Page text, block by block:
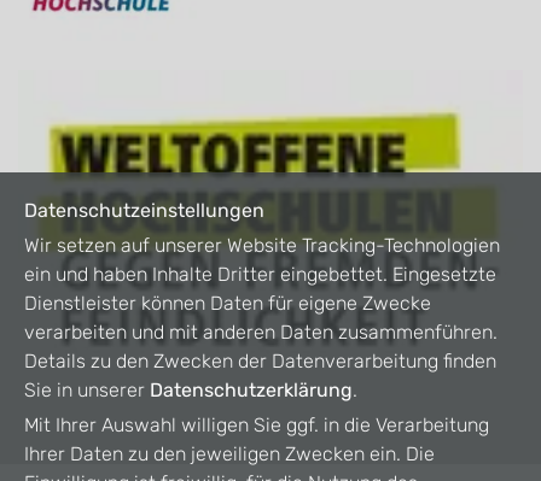
Datenschutzeinstellungen
Wir setzen auf unserer Website Tracking-Technologien
ein und haben Inhalte Dritter eingebettet. Eingesetzte
Dienstleister können Daten für eigene Zwecke
verarbeiten und mit anderen Daten zusammenführen.
Details zu den Zwecken der Datenverarbeitung finden
Sie in unserer Datenschutzerklärung.
Mit Ihrer Auswahl willigen Sie ggf. in die Verarbeitung
Ihrer Daten zu den jeweiligen Zwecken ein. Die